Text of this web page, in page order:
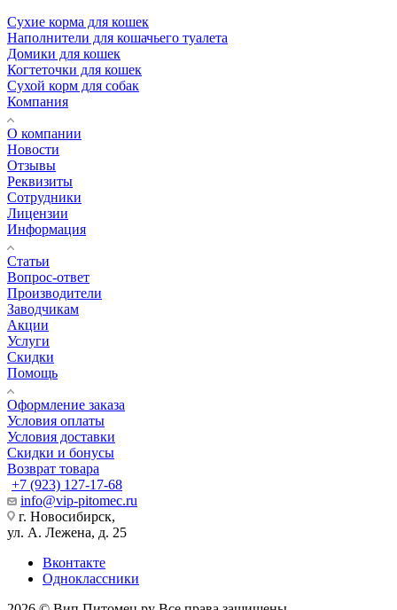
Сухие корма для кошек
Наполнители для кошачьего туалета
Домики для кошек
Когтеточки для кошек
Сухой корм для собак
Компания
О компании
Новости
Отзывы
Реквизиты
Сотрудники
Лицензии
Информация
Статьи
Вопрос-ответ
Производители
Заводчикам
Акции
Услуги
Скидки
Помощь
Оформление заказа
Условия оплаты
Условия доставки
Скидки и бонусы
Возврат товара
+7 (923) 127-17-68
info@vip-pitomec.ru
г. Новосибирск,
ул. А. Лежена, д. 25
Вконтакте
Одноклассники